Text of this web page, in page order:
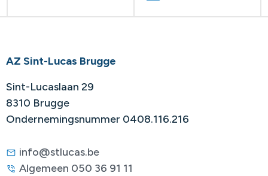
AZ Sint-Lucas Brugge
Sint-Lucaslaan 29
8310 Brugge
Ondernemingsnummer 0408.116.216
info@stlucas.be
Algemeen 050 36 91 11